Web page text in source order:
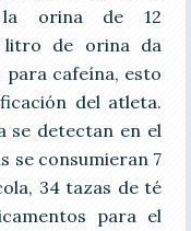
la orina de 12
litro de orina da
cafeína, esto
del atleta.
se detectan en el
se consumieran 7
34 tazas de té
para el